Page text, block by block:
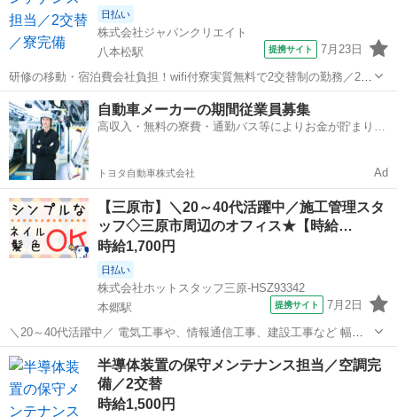
日払い
株式会社ジャパンクリエイト
八本松駅
提携サイト 7月23日
研修の移動・宿泊費会社負担！wifi付寮実質無料で2交替制の勤務／20
代・30代・40代・50代在籍中 ＼株式会社ジャパンクリエイトの強み／
【製造・物流に特化した圧倒的な専門性】 ジャパンクリエイトは、製
造・物流分野に...
広島 東広島市 八本松駅 その他
自動車メーカーの期間従業員募集
高収入・無料の寮費・通勤バス等によりお金が貯まりや
トヨタ自動車株式会社 Ad
【三原市】＼20～40代活躍中／施工管理スタ
ッフ◇三原市周辺のオフィス★【時給…
時給1,700円
日払い
株式会社ホットスタッフ三原-HSZ93342
本郷駅
提携サイト 7月2日
＼20～40代活躍中／ 電気工事や、情報通信工事、建設工事など 幅広
い分野の設計、施工を手掛ける企業さまで 施工管理のお仕事です! ≪
おしごと内容 ≫ (1)本日の現場予定を確認する (2)予定の現場へ移動す
る 移動時間...
広島 三原市 本郷駅 その他
半導体装置の保守メンテナンス担当／空調完
備／2交替
時給1,500円